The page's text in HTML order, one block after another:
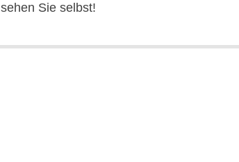
sehen Sie selbst!